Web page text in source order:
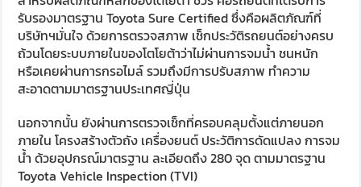
รับรองมาตรฐาน Toyota Sure Certified ซึ่งคือผลิตภัณฑ์ที่
บริษัทฯมั่นใจ ด้วยการตรวจสภาพ เช็กประวัติรถยนต์อย่างครบ
ถ้วนโดยระบบภายในของโตโยต้าว่าไม่ผ่านการจมน้ำ ชนหนัก
หรือเคยผ่านการกรอไมล์ รวมถึงมีการปรับสภาพ ทำความ
สะอาดตามมาตรฐานประเทศญี่ปุ่น
นอกจากนั้น ยังผ่านการตรวจเช็กที่ครอบคลุมตั้งแต่ภายนอก
ภายใน โครงสร้างตัวถัง เครื่องยนต์ ประวัติการดัดแปลง การจม
น้ำ ด้วยอุปกรณ์มาตรฐาน ละเอียดถึง 280 จุด ตามมาตรฐาน
Toyota Vehicle Inspection (TVI)